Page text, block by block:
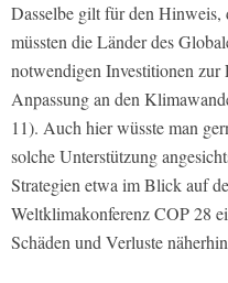
Dasselbe gilt für den Hinweis,
müssten die Länder des
notwendigen Investitionen zur
Anpassung an den
11). Auch hier wüsste man
solche Unterstützung
Strategien etwa im Blick auf
Weltklimakonferenz COP 28
Schäden und Verluste